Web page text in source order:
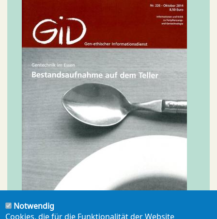
Notwendig
Cookies, die für die Funktionalität der Website